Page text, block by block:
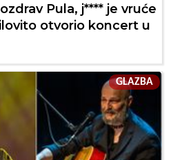
Pula, j**** je vruće
otvorio koncert u
GLAZBA